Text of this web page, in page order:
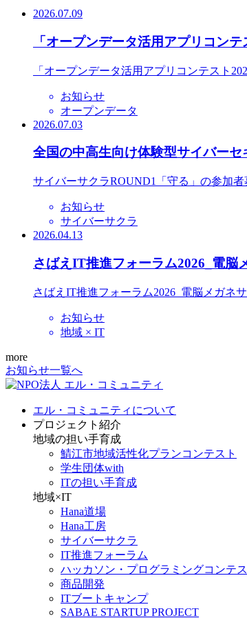
2026.07.09
「オープンデータ活用アプリコン
「オープンデータ活用アプリコンテスト
お知らせ
オープンデータ
2026.07.03
全国の中高生向け体験型サイバー
サイバーサクラROUND1「守る」の参加者
お知らせ
サイバーサクラ
2026.04.13
さばえIT推進フォーラム2026_電脳
さばえIT推進フォーラム2026_電脳メガネサ
お知らせ
地域 × IT
more
お知らせ一覧へ
エル・コミュニティについて
プロジェクト紹介
地域の担い手育成
鯖江市地域活性化プランコンテスト
学生団体with
ITの担い手育成
地域×IT
Hana道場
Hana工房
サイバーサクラ
IT推進フォーラム
ハッカソン・プログラミングコンテ
商品開発
ITブートキャンプ
SABAE STARTUP PROJECT